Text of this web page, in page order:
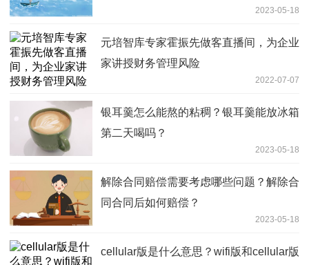
2023-05-18
元培智库专家霍振先做客直播间，为企业
家讲授财务管理风险
2022-07-07
银耳羹怎么能熬的粘稠？银耳羹能放冰箱
第二天喝吗？
2023-05-18
解除合同赔偿需要考虑哪些问题？解除合
同合同后如何赔偿？
2023-05-18
cellular版是什么意思？wifi版和cellular版